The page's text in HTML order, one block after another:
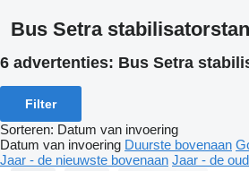
Bus Setra
6 advertenties: Bus Setra
Filter
Sorteren: Datum van invoering
Datum van invoering Duurste bovenaan
Jaar - de nieuwste bovenaan Jaar - de